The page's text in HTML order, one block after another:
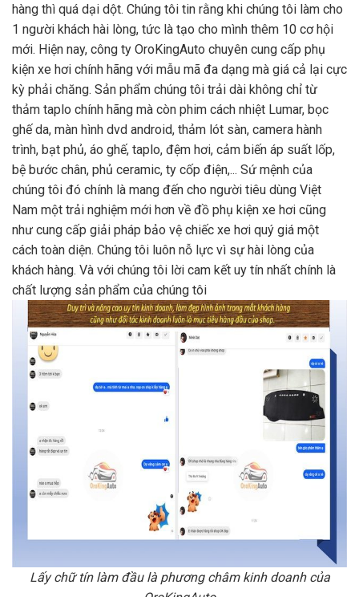
hàng thì quá dại dột. Chúng tôi tin rằng khi chúng tôi làm cho
1 người khách hài lòng, tức là tạo cho mình thêm 10 cơ hội
mới. Hiện nay, công ty OroKingAuto chuyên cung cấp phụ
kiện xe hơi chính hãng với mẫu mã đa dạng mà giá cả lại cực
kỳ phải chăng. Sản phẩm chúng tôi trải dài không chỉ từ
thảm taplo chính hãng mà còn phim cách nhiệt Lumar, bọc
ghế da, màn hình dvd android, thảm lót sàn, camera hành
trình, bạt phủ, áo ghế, taplo, đệm hơi, cảm biến áp suất lốp,
bệ bước chân, phủ ceramic, ty cốp điện,... Sứ mệnh của
chúng tôi đó chính là mang đến cho người tiêu dùng Việt
Nam một trải nghiệm mới hơn về đồ phụ kiện xe hơi cũng
như cung cấp giải pháp bảo vệ chiếc xe hơi quý giá một
cách toàn diện. Chúng tôi luôn nỗ lực vì sự hài lòng của
khách hàng. Và với chúng tôi lời cam kết uy tín nhất chính là
chất lượng sản phẩm của chúng tôi
Lấy chữ tín làm đầu là phương châm kinh doanh của